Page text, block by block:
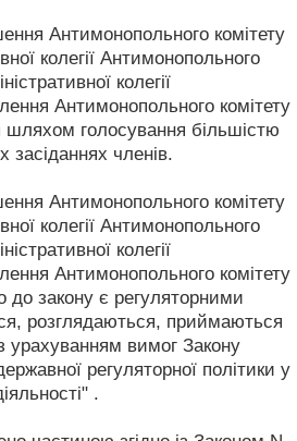
Антимонопольного комітету
колегії Антимонопольного
колегії
Антимонопольного комітету
голосування більшістю
засіданнях членів.
Антимонопольного комітету
колегії Антимонопольного
колегії
Антимонопольного комітету
до закону є регуляторними
розглядаються, приймаються
вимог Закону
регуляторної політики у
.